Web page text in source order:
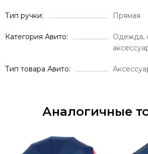
Тип ручки Прямая
Категория Авито
Одежда,
Тип товара Авито
Аналогичные